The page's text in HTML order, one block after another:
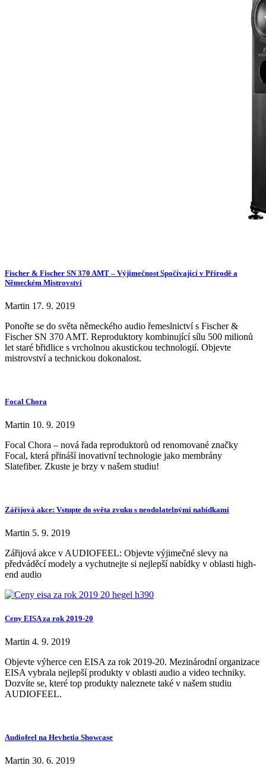
Fischer & Fischer SN 370 AMT – Výjimečnost Spočívající v Přírodě a
Německém Mistrovství
Martin 17. 9. 2019
Ponořte se do světa německého audio řemeslnictví s Fischer &
Fischer SN 370 AMT. Reproduktory kombinující sílu 500 milionů
let staré břidlice s vrcholnou akustickou technologií. Objevte
mistrovství a technickou dokonalost.
Focal Chora
Martin 10. 9. 2019
Focal Chora – nová řada reproduktorů od renomované značky
Focal, která přináší inovativní technologie jako membrány
Slatefiber. Zkuste je brzy v našem studiu!
Zářijová akce: Vstupte do světa zvuku s neodolatelnými nabídkami
Martin 5. 9. 2019
Zářijová akce v AUDIOFEEL: Objevte výjimečné slevy na
předváděcí modely a vychutnejte si nejlepší nabídky v oblasti high-
end audio
Ceny EISA za rok 2019-20
Martin 4. 9. 2019
Objevte výherce cen EISA za rok 2019-20. Mezinárodní organizace
EISA vybrala nejlepší produkty v oblasti audio a video techniky.
Dozvíte se, které top produkty naleznete také v našem studiu
AUDIOFEEL.
Audiofeel na Hevhetia Showcase
Martin 30. 6. 2019